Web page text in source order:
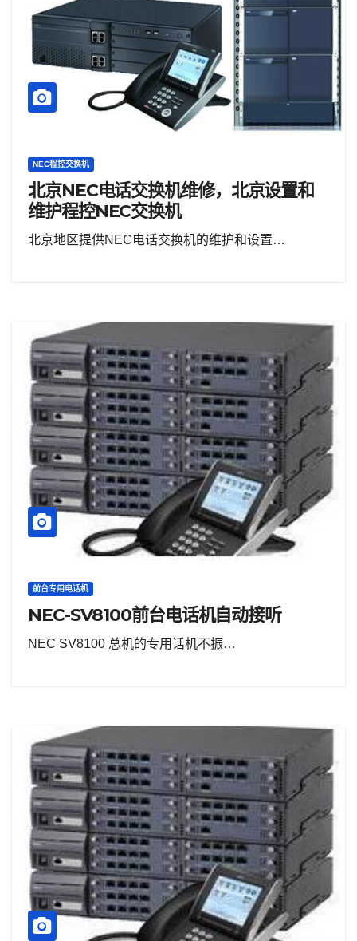
NEC程控交换机
北京NEC电话交换机维修，北京设置和
维护程控NEC交换机
北京地区提供NEC电话交换机的维护和设置…
前台专用电话机
NEC-SV8100前台电话机自动接听
NEC SV8100 总机的专用话机不振…